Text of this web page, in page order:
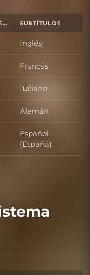
COBERTURA DE SONIDO TOTAL SUBTÍTULOS
Inglés
Francés
Italiano
Alemán
Español
(España)